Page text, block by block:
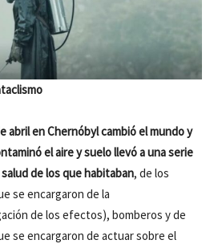
abril en Chernóbyl cambió el mundo y
el aire y suelo llevó a una serie
de los que habitaban, de los
se encargaron de la
de los efectos), bomberos y de
se encargaron de actuar sobre el